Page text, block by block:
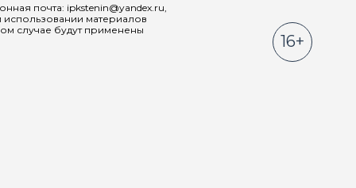
почта: ipkstenin@yandex.ru,
материалов
случае будут применены
16+